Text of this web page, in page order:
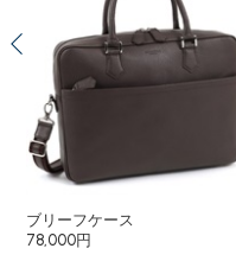
ブリーフケース
78,000円